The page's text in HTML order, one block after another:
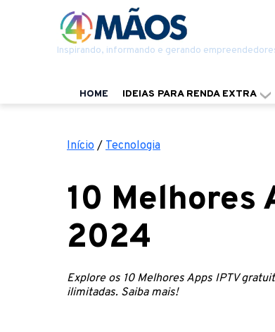
Inspirando, informando e gerando
HOME IDEIAS PARA RENDA EXTRA
Início / Tecnologia
10 Melhores
2024
Explore os 10 Melhores Apps IPTV
ilimitadas. Saiba mais!